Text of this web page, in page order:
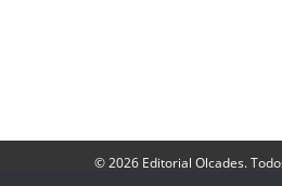
© 2026 Editorial Olcades.